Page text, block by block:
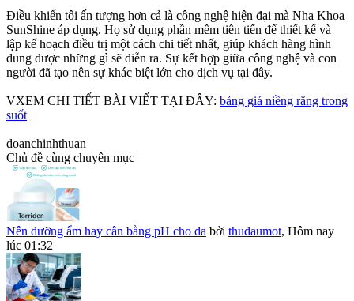
Điều khiến tôi ấn tượng hơn cả là công nghệ hiện đại mà Nha Khoa
SunShine áp dụng. Họ sử dụng phần mềm tiên tiến để thiết kế và
lập kế hoạch điều trị một cách chi tiết nhất, giúp khách hàng hình
dung được những gì sẽ diễn ra. Sự kết hợp giữa công nghệ và con
người đã tạo nên sự khác biệt lớn cho dịch vụ tại đây.
VXEM CHI TIẾT BÀI VIẾT TẠI ĐÂY: bảng giá niềng răng trong
suốt
doanchinhthuan
Chủ đề cùng chuyên mục
Nên dưỡng ẩm hay cân bằng pH cho da bởi thudaumot, Hôm nay
lúc 01:32